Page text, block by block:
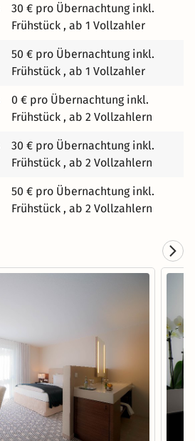
30 € pro Übernachtung inkl.
Frühstück , ab 1 Vollzahler
50 € pro Übernachtung inkl.
Frühstück , ab 1 Vollzahler
0 € pro Übernachtung inkl.
Frühstück , ab 2 Vollzahlern
30 € pro Übernachtung inkl.
Frühstück , ab 2 Vollzahlern
50 € pro Übernachtung inkl.
Frühstück , ab 2 Vollzahlern